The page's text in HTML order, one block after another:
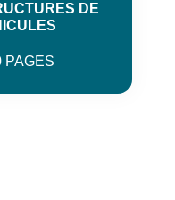
DE
PAGES